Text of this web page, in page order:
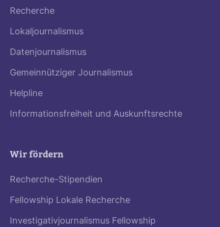
Recherche
Lokaljournalismus
Datenjournalismus
Gemeinnütziger Journalismus
Helpline
Informationsfreiheit und Auskunftsrechte
Wir fördern
Recherche-Stipendien
Fellowship Lokale Recherche
Investigativjournalismus Fellowship